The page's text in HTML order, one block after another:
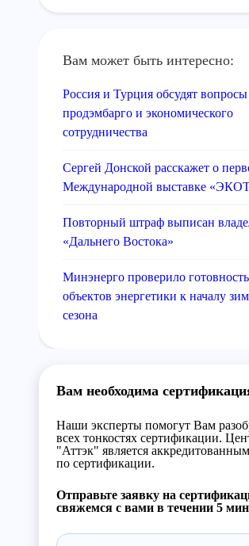
Вам может быть интересно:
Россия и Турция обсудят
продэмбарго и экономического
сотрудничества
Сергей Донской расскажет о
Международной выставке
Повторный штраф выписан
«Дальнего Востока»
Минэнерго проверило готовность
объектов энергетики к началу
сезона
Вам необходима
Наши эксперты помогут Вам
всех тонкостях сертификации.
"Аттэк" является
по сертификации.
Отправьте заявку на
свяжемся с вами в течении 5